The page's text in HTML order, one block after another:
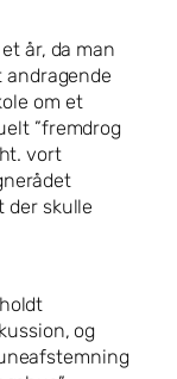
år, da man
andragende
om et
”fremdrog
vort
der skulle
og